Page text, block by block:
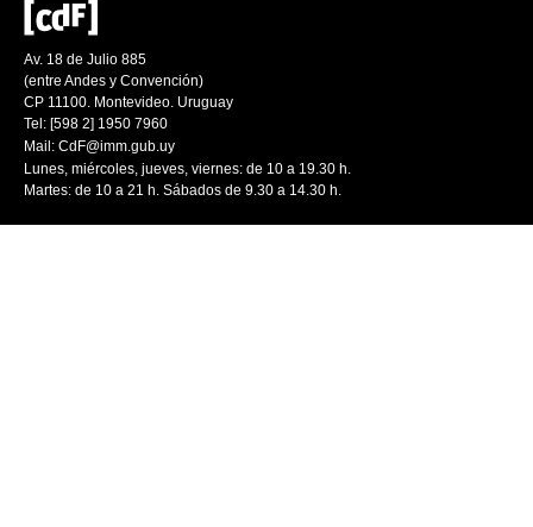
Av. 18 de Julio 885
(entre Andes y Convención)
CP 11100. Montevideo. Uruguay
Tel: [598 2] 1950 7960
Mail: CdF@imm.gub.uy
Lunes, miércoles, jueves, viernes: de 10 a 19.30 h.
Martes: de 10 a 21 h. Sábados de 9.30 a 14.30 h.